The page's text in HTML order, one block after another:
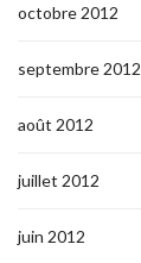
octobre 2012
septembre 2012
août 2012
juillet 2012
juin 2012